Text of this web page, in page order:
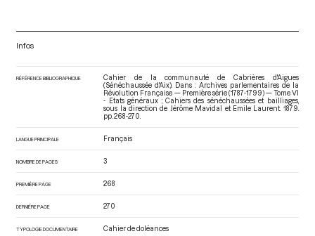
Infos
RÉFÉRENCE BIBLIOGRAPHIQUE
Cahier de la communauté de Cabrières d'Aigues
(Sénéchaussée d'Aix). Dans : Archives parlementaires de la
Révolution Française — Première série (1787-1799) — Tome VI
- Etats généraux ; Cahiers des sénéchaussées et bailliages,
sous la direction de Jérôme Mavidal et Emile Laurent. 1879.
pp. 268-270.
LANGUE PRINCIPALE Français
NOMBRE DE PAGES 3
PREMIÈRE PAGE 268
DERNIÈRE PAGE 270
TYPOLOGIE DOCUMENTAIRE Cahier de doléances